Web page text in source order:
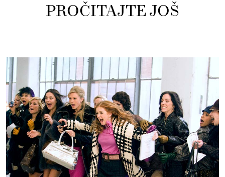
PROČITAJTE JOŠ